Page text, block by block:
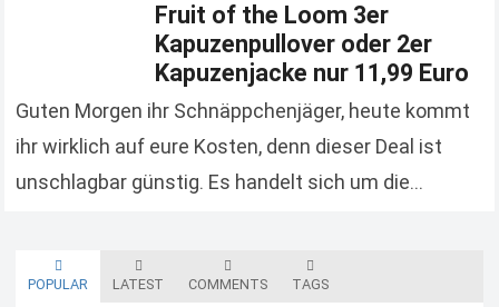
Fruit of the Loom 3er
Kapuzenpullover oder 2er
Kapuzenjacke nur 11,99 Euro
Guten Morgen ihr Schnäppchenjäger, heute kommt
ihr wirklich auf eure Kosten, denn dieser Deal ist
unschlagbar günstig. Es handelt sich um die
POPULAR LATEST COMMENTS TAGS